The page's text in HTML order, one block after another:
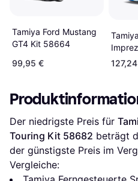
Tamiya Ford Mustang
GT4 Kit 58664
99,95 €
Carlo
Der niedrigste Preis für
Touring Kit 58682 beträgt
der günstigste Preis im
Vergleiche: